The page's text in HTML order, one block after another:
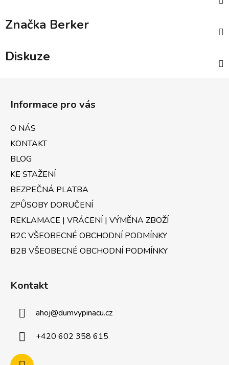
Značka Berker
Diskuze
Informace pro vás
O NÁS
KONTAKT
BLOG
KE STAŽENÍ
BEZPEČNÁ PLATBA
ZPŮSOBY DORUČENÍ
REKLAMACE | VRÁCENÍ | VÝMĚNA ZBOŽÍ
B2C VŠEOBECNÉ OBCHODNÍ PODMÍNKY
B2B VŠEOBECNÉ OBCHODNÍ PODMÍNKY
Kontakt
ahoj@dumvypinacu.cz
+420 602 358 615